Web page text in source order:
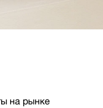
на рынке